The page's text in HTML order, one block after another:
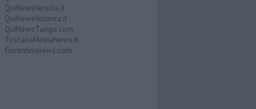
QuiNewsVersilia.it
QuiNewsVolterra.it
QuiNewsTango.com
ToscanaMediaNews.it
Fiorentinanews.com